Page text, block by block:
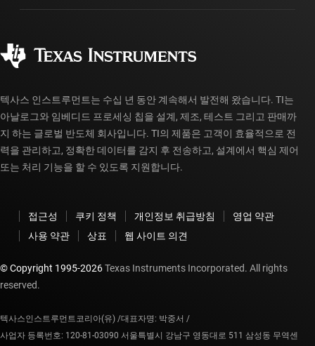
제조
myTI 계정 FAQ
주문 FAQ
텍사스 인스트루먼트는 수십 년 동안 계속해서 발전해 왔습니다. TI는
아날로그와 임베디드 프로세싱 칩을 설계, 제조, 테스트 그리고 판매까
지 하는 글로벌 반도체 회사입니다. TI의 제품은 고객이 효율적으로 전
력을 관리하고, 정확한 데이터를 감지 후 전송하고, 설계에서 핵심 제어
또는 처리 기능을 할 수 있도록 지원합니다.
접근성 쿠키 정책 개인정보 취급방침
영업 약관
사용 약관
상표 웹 사이트 의견
© Copyright 1995-2026Texas Instruments Incorporated. All rights
reserved.
텍사스인스트루먼트코리아(유) /대표자명: 박중서 /
사업자 등록번호: 120-81-03090 서울특별시 강남구 영동대로 511 삼성동 무역센